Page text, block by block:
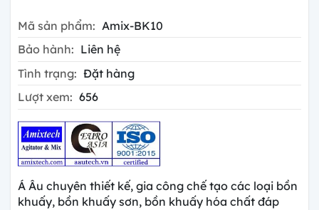
Mã sản phẩm: Amix-BK10
Bảo hành: Liên hệ
Tình trạng: Đặt hàng
Lượt xem: 656
Á Âu chuyên thiết kế, gia công chế tạo các loại bồn
khuấy, bồn khuấy sơn, bồn khuấy hóa chất đáp